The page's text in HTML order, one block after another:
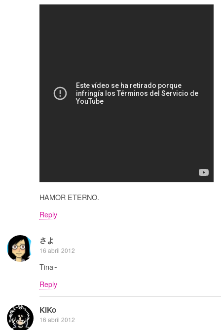
HAMOR ETERNO.
Reply
さよ
16 abril 2012
Tina~
Reply
KiKo
16 abril 2012